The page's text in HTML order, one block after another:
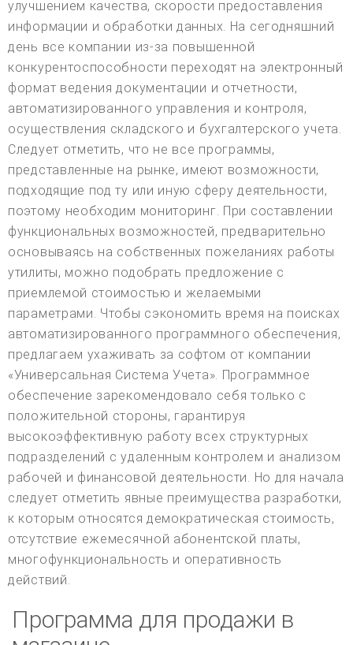
улучшением качества, скорости предоставления
информации и обработки данных. На сегодняшний
день все компании из-за повышенной
конкурентоспособности переходят на электронный
формат ведения документации и отчетности,
автоматизированного управления и контроля,
осуществления складского и бухгалтерского учета.
Следует отметить, что не все программы,
представленные на рынке, имеют возможности,
подходящие под ту или иную сферу деятельности,
поэтому необходим мониторинг. При составлении
функциональных возможностей, предварительно
основываясь на собственных пожеланиях работы
утилиты, можно подобрать предложение с
приемлемой стоимостью и желаемыми
параметрами. Чтобы сэкономить время на поисках
автоматизированного программного обеспечения,
предлагаем ухаживать за софтом от компании
«Универсальная Система Учета». Программное
обеспечение зарекомендовало себя только с
положительной стороны, гарантируя
высокоэффективную работу всех структурных
подразделений с удаленным контролем и анализом
рабочей и финансовой деятельности. Но для начала
следует отметить явные преимущества разработки,
к которым относятся демократическая стоимость,
отсутствие ежемесячной абонентской платы,
многофункциональность и оперативность
действий.
Программа для продажи в